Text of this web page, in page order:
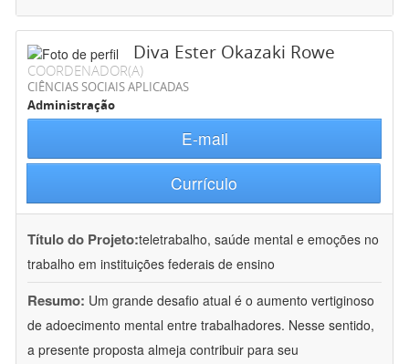
Diva Ester Okazaki Rowe
COORDENADOR(A)
CIÊNCIAS SOCIAIS APLICADAS
Administração
E-mail
Currículo
Título do Projeto:teletrabalho, saúde mental e emoções no
trabalho em instituições federais de ensino
Resumo: Um grande desafio atual é o aumento vertiginoso
de adoecimento mental entre trabalhadores. Nesse sentido,
a presente proposta almeja contribuir para seu